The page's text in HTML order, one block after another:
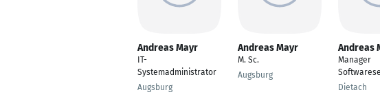
Andreas Mayr
IT-
Systemadministrator
Augsburg
Andreas Mayr
M. Sc.
Augsburg
Andreas
Manager
Dietach